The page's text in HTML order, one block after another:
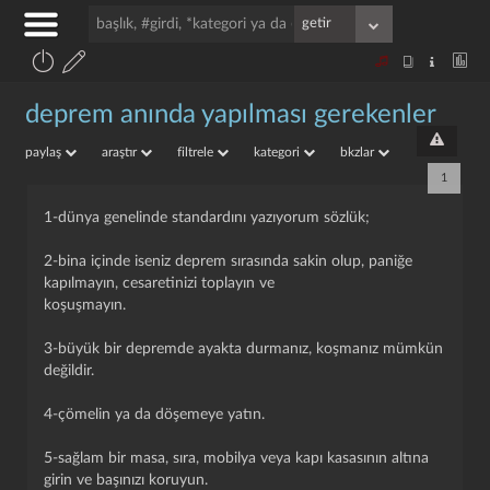
deprem anında yapılması gerekenler
paylaş araştır filtrele kategori bkzlar
1
1-dünya genelinde standardını yazıyorum sözlük;
2-bina içinde iseniz deprem sırasında sakin olup, paniğe
kapılmayın, cesaretinizi toplayın ve
koşuşmayın.
3-büyük bir depremde ayakta durmanız, koşmanız mümkün
değildir.
4-çömelin ya da döşemeye yatın.
5-sağlam bir masa, sıra, mobilya veya kapı kasasının altına
girin ve başınızı koruyun.